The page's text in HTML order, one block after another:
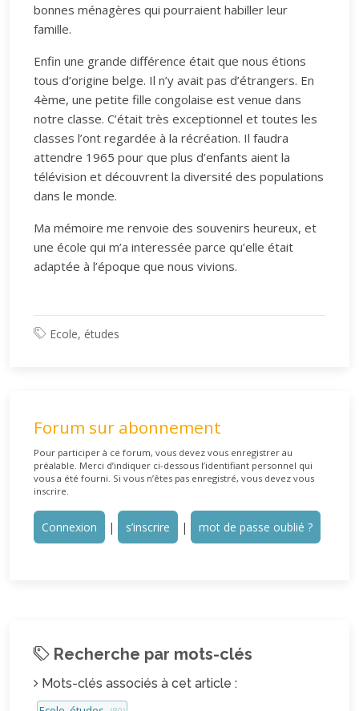
bonnes ménagères qui pourraient habiller leur
famille.
Enfin une grande différence était que nous étions
tous d’origine belge. Il n’y avait pas d’étrangers. En
4ème, une petite fille congolaise est venue dans
notre classe. C’était très exceptionnel et toutes les
classes l’ont regardée à la récréation. Il faudra
attendre 1965 pour que plus d’enfants aient la
télévision et découvrent la diversité des populations
dans le monde.
Ma mémoire me renvoie des souvenirs heureux, et
une école qui m’a interessée parce qu’elle était
adaptée à l’époque que nous vivions.
Ecole, études
Forum sur abonnement
Pour participer à ce forum, vous devez vous enregistrer au
préalable. Merci d’indiquer ci-dessous l’identifiant personnel qui
vous a été fourni. Si vous n’êtes pas enregistré, vous devez vous
inscrire.
Connexion | s’inscrire | mot de passe oublié ?
Recherche par mots-clés
Mots-clés associés à cet article :